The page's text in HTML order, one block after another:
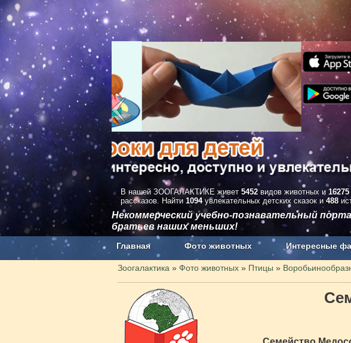
В нашей ЗООГАЛАКТИКЕ живет 5452 видов животных и 16275
рассказов. Найти 1094увлекательных детских сказок и 488
Некоммерческий учебно-познавательный
братьев наших меньших!
Главная Фото животных Интересные
Наши приложения. Бесплатно и без рекламы
Зоогалактика » Фото животных » Птицы »